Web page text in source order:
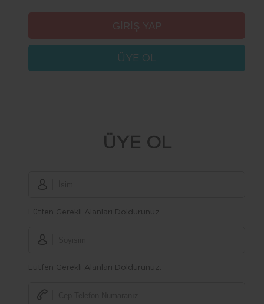
ÜYE OL
ÜYE OL
Lütfen Gerekli Alanları Doldurunuz.
Lütfen Gerekli Alanları Doldurunuz.